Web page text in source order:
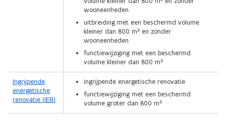
i
e
)
n
e
)
wooneenheden
uitbreiding met een beschermd volume
kleiner dan 800 m³ en zonder
wooneenheden
functiewijziging met een beschermd
volume kleiner dan 800 m³
Ingrijpende
energetische
renovatie (IER)
ingrijpende energetische renovatie
functiewijziging met een beschermd
volume groter dan 800 m³